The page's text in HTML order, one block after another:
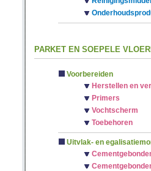
PARKET EN SOEPELE
Voorbereiden
Herstellen en
Primers
Vochtscherm
Toebehoren
Uitvlak- en